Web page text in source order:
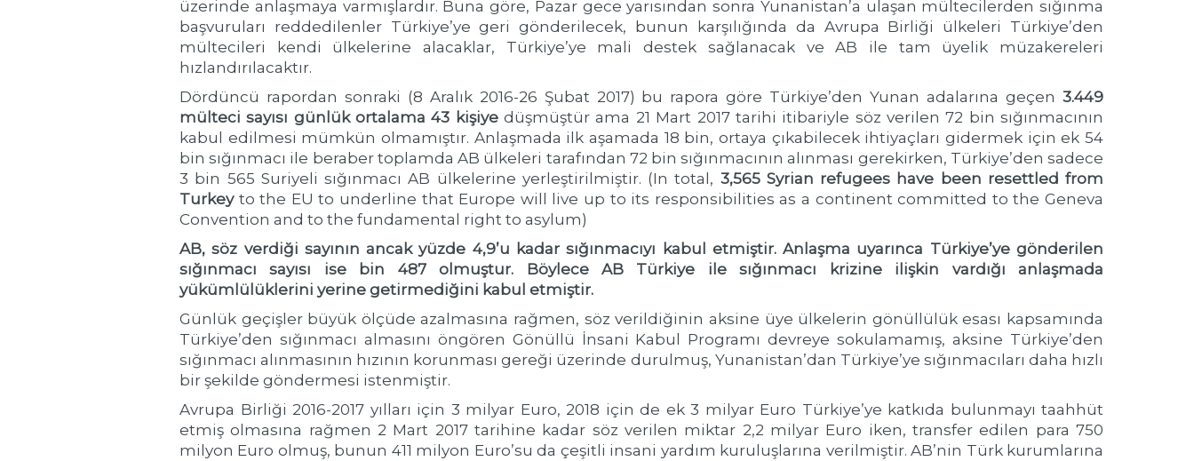
üzerinde anlaşmaya varmışlardır. Buna göre, Pazar gece yarısından sonra Yunanistan’a ulaşan mültecilerden sığınma
başvuruları reddedilenler Türkiye’ye geri gönderilecek, bunun karşılığında da Avrupa Birliği ülkeleri Türkiye’den
mültecileri kendi ülkelerine alacaklar, Türkiye’ye mali destek sağlanacak ve AB ile tam üyelik müzakereleri
hızlandırılacaktır.
Dördüncü rapordan sonraki (8 Aralık 2016-26 Şubat 2017) bu rapora göre Türkiye’den Yunan adalarına geçen 3.449
mülteci sayısı günlük ortalama 43 kişiyedüşmüştür ama 21 Mart 2017 tarihi itibariyle söz verilen 72 bin sığınmacının
kabul edilmesi mümkün olmamıştır. Anlaşmada ilk aşamada 18 bin, ortaya çıkabilecek ihtiyaçları gidermek için ek 54
bin sığınmacı ile beraber toplamda AB ülkeleri tarafından 72 bin sığınmacının alınması gerekirken, Türkiye’den sadece
3 bin 565 Suriyeli sığınmacı AB ülkelerine yerleştirilmiştir. (In total, 3,565 Syrian refugees have been resettled from
Turkey to the EU to underline that Europe will live up to its responsibilities as a continent committed to the Geneva
Convention and to the fundamental right to asylum)
AB, söz verdiği sayının ancak yüzde 4,9’u kadar sığınmacıyı kabul etmiştir. Anlaşma uyarınca Türkiye’ye gönderilen
sığınmacı sayısı ise bin 487 olmuştur. Böylece AB Türkiye ile sığınmacı krizine ilişkin vardığı anlaşmada
yükümlülüklerini yerine getirmediğini kabul etmiştir.
Günlük geçişler büyük ölçüde azalmasına rağmen, söz verildiğinin aksine üye ülkelerin gönüllülük esası kapsamında
Türkiye’den sığınmacı almasını öngören Gönüllü İnsani Kabul Programı devreye sokulamamış, aksine Türkiye’den
sığınmacı alınmasının hızının korunması gereği üzerinde durulmuş, Yunanistan’dan Türkiye’ye sığınmacıları daha hızlı
bir şekilde göndermesi istenmiştir.
Avrupa Birliği 2016-2017 yılları için 3 milyar Euro, 2018 için de ek 3 milyar Euro Türkiye’ye katkıda bulunmayı taahhüt
etmiş olmasına rağmen 2 Mart 2017 tarihine kadar söz verilen miktar 2,2 milyar Euro iken, transfer edilen para 750
milyon Euro olmuş, bunun 411 milyon Euro’su da çeşitli insani yardım kuruluşlarına verilmiştir. AB’nin Türk kurumlarına